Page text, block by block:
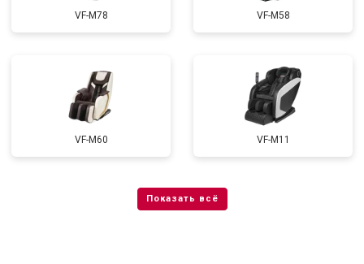
VF-M78 VF-M58
VF-M60 VF-M11